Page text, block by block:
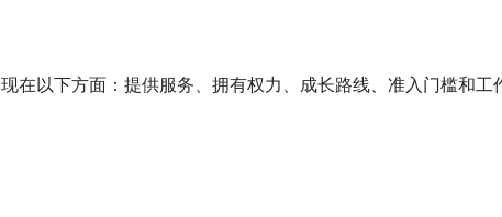
在以下方面：提供服务、拥有权力、成长路线、准入门槛和工